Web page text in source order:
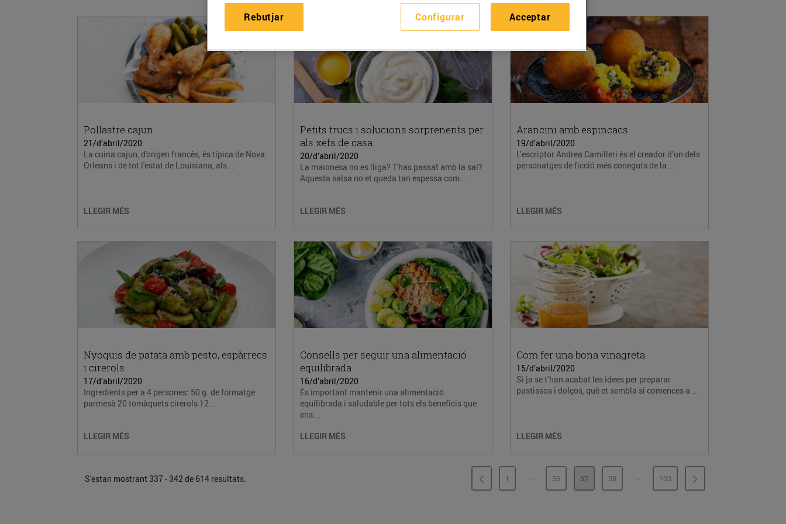
Pollastre cajun
21/d’abril/2020
La cuina cajun, d'origen francès, és típica de Nova
Orleans i de tot l'estat de Louisiana, als...
LLEGIR MÉS
Petits trucs i solucions sorprenents per
als xefs de casa
20/d’abril/2020
La maionesa no es lliga? T'has passat amb la sal?
Aquesta salsa no et queda tan espessa com...
LLEGIR MÉS
Arancini amb espincacs
19/d’abril/2020
L’escriptor Andrea Camilleri és el creador d’un dels
personatges de ficció més coneguts de la...
LLEGIR MÉS
Nyoquis de patata amb pesto, espàrrecs
i cirerols
17/d’abril/2020
Ingredients per a 4 persones: 50 g. de formatge
parmesà 20 tomàquets cirerols 12...
LLEGIR MÉS
Consells per seguir una alimentació
equilibrada
16/d’abril/2020
És important mantenir una alimentació
equilibrada i saludable per tots els beneficis que
ens...
LLEGIR MÉS
Com fer una bona vinagreta
15/d’abril/2020
Si ja se t’han acabat les idees per preparar
pastissos i dolços, què et sembla si comences a...
LLEGIR MÉS
S'estan mostrant 337 - 342 de 614 resultats. PÀGINA
1 ...PÀGINES INTERMÈDIES
PÀGINA
56 PÀGINA
57 PÀGINA
58 ...PÀGINES INTERMÈDIES
PÀGINA
103
Configurar
Rebutjar Acceptar